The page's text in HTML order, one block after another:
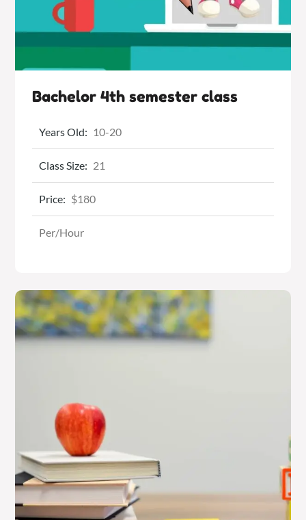
Bachelor 4th semester class
Years Old: 10-20
Class Size: 21
Price: $180
Per/Hour